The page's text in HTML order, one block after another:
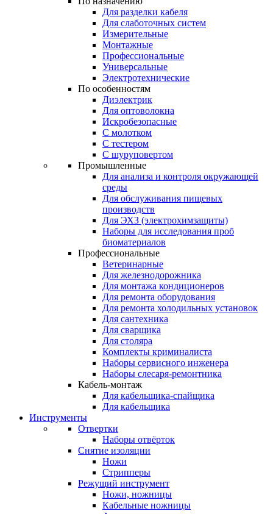
Для разделки кабеля
Для слаботочных систем
Измерительные
Монтажные
Профессиональные
Универсальные
Электротехнические
По особенностям
Диэлектрик
Для оптоволокна
Искробезопасные
С молотком
С тестером
С шуруповертом
Промышленные
Для анализа и контроля окружающей
среды
Для обслуживания пищевых
производств
Для ЭХЗ (электрохимзащиты)
Наборы для исследования проб
биоматериалов
Профессиональные
Ветеринарные
Для железнодорожника
Для монтажа кондиционеров
Для ремонта оборудования
Для ремонта холодильных установок
Для сантехника
Для сварщика
Для столяра
Комплекты криминалиста
Наборы сервисного инженера
Наборы слесаря-ремонтника
Кабель-монтаж
Для кабельщика-спайщика
Для кабельщика
Инструменты
Отвертки
Наборы отвёрток
Снятие изоляции
Ножи
Стрипперы
Режущий инструмент
Ножи, ножницы
Кабельные ножницы